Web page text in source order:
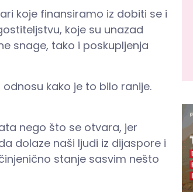
koje finansiramo iz dobiti se i
koje su unazad
snage, tako i poskupljenja
kako je to bilo ranije.
nego što se otvara, jer
dolaze naši ljudi iz dijaspore i
stanje sasvim nešto